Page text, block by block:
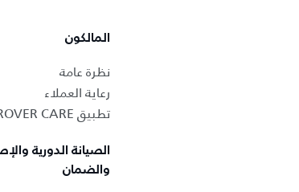
المالكون
نظرة عامة
رعاية العملاء
تطبيق LAND ROVER CARE
الصيانة الدورية
والضمان